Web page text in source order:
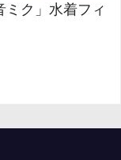
ク」水着フィ